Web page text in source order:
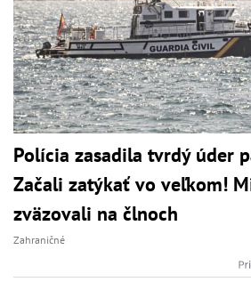
Polícia zasadila tvrdý úder
Začali zatýkať vo veľkom!
zväzovali na člnoch
Zahraničné